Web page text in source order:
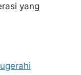
yang